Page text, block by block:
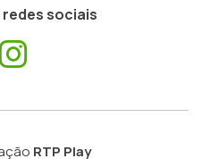
sociais
Facebook
RTP Play